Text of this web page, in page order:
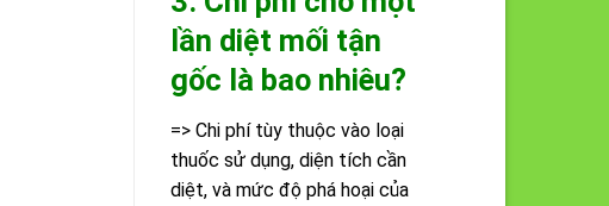
lần diệt mối tận
gốc là bao nhiêu?
=> Chi phí tùy thuộc vào loại
thuốc sử dụng, diện tích cần
diệt, và mức độ phá hoại của